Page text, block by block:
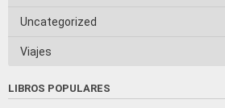
Uncategorized
Viajes
LIBROS POPULARES